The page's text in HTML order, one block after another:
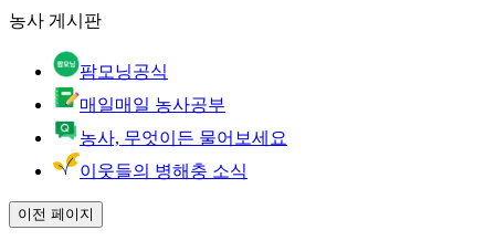
농사 게시판
팜모닝공식
매일매일 농사공부
농사, 무엇이든 물어보세요
이웃들의 병해충 소식
이전 페이지